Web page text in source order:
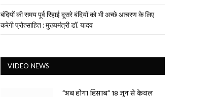
बंदियों की समय पूर्व रिहाई दूसरे बंदियों को भी अच्छे आचरण के लिए
करेगी प्रोत्साहित : मुख्यमंत्री डॉ. यादव
VIDEO NEWS
“अब होगा हिसाब” 18 जून से केवल